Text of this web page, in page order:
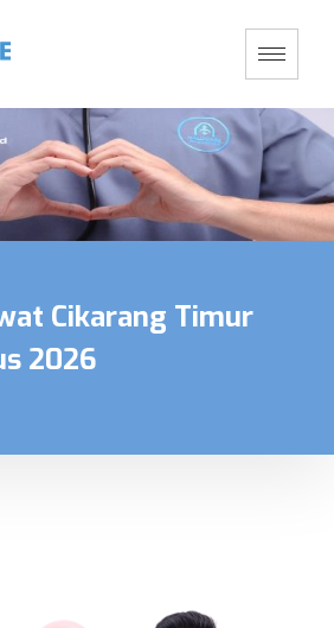
Cikarang Timur
2026